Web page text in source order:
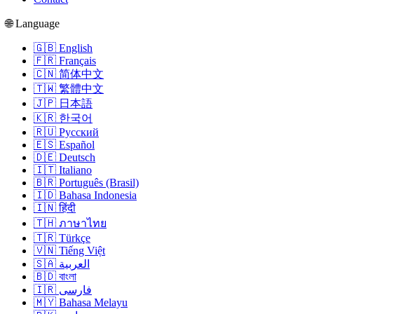
🌐 Language
🇬🇧 English
🇫🇷 Français
🇨🇳 简体中文
🇹🇼 繁體中文
🇯🇵 日本語
🇰🇷 한국어
🇷🇺 Русский
🇪🇸 Español
🇩🇪 Deutsch
🇮🇹 Italiano
🇧🇷 Português (Brasil)
🇮🇩 Bahasa Indonesia
🇮🇳 हिंदी
🇹🇭 ภาษาไทย
🇹🇷 Türkçe
🇻🇳 Tiếng Việt
🇸🇦 العربية
🇧🇩 বাংলা
🇮🇷 فارسی
🇲🇾 Bahasa Melayu